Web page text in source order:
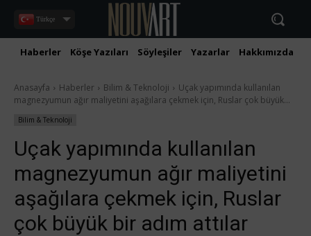
Türkçe
Haberler Köşe Yazıları Söyleşiler Yazarlar Hakkımızda
Anasayfa Haberler Bilim & Teknoloji
Uçak yapımında kullanılan
magnezyumun ağır maliyetini aşağılara çekmek için, Ruslar çok büyük...
Bilim & Teknoloji
Uçak yapımında kullanılan
magnezyumun ağır maliyetini
aşağılara çekmek için, Ruslar
çok büyük bir adım attılar